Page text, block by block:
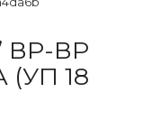
ВР-ВР
(УП 18